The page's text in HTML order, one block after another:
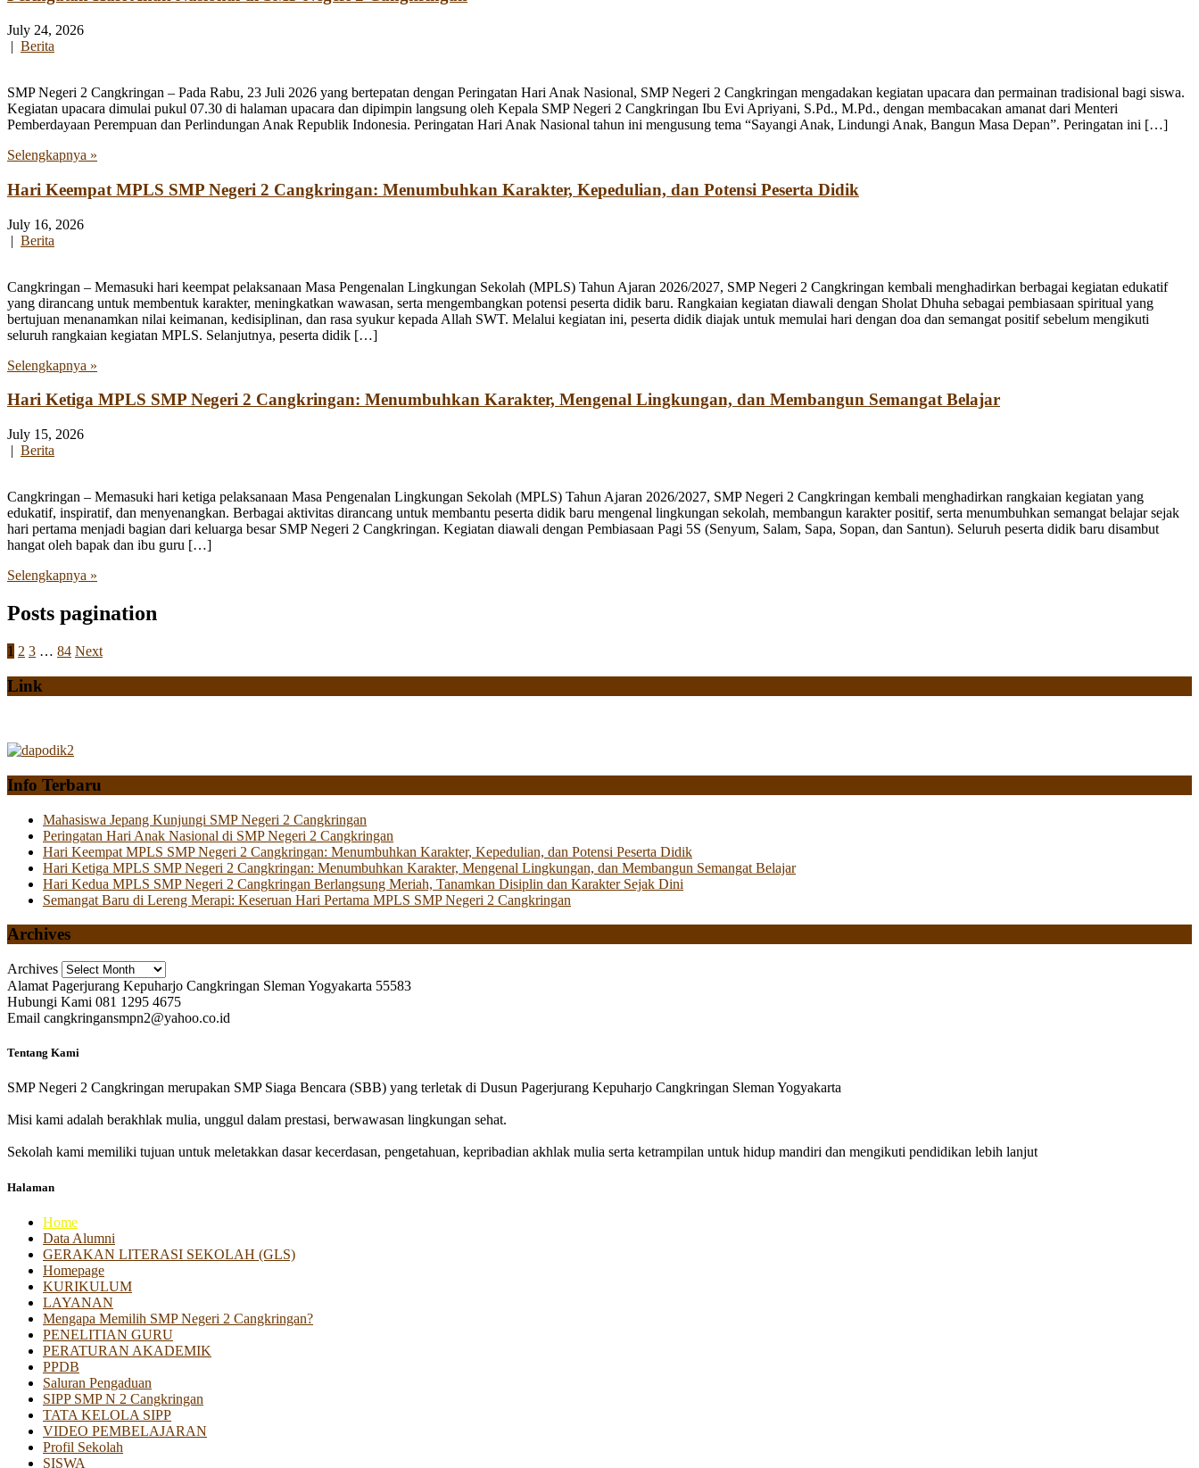
July 24, 2026
| Berita
SMP Negeri 2 Cangkringan – Pada Rabu, 23 Juli 2026 yang bertepatan dengan Peringatan Hari Anak Nasional, SMP Negeri 2 Cangkringan mengadakan kegiatan upacara dan permainan tradisional bagi siswa.
Kegiatan upacara dimulai pukul 07.30 di halaman upacara dan dipimpin langsung oleh Kepala SMP Negeri 2 Cangkringan Ibu Evi Apriyani, S.Pd., M.Pd., dengan membacakan amanat dari Menteri
Pemberdayaan Perempuan dan Perlindungan Anak Republik Indonesia. Peringatan Hari Anak Nasional tahun ini mengusung tema “Sayangi Anak, Lindungi Anak, Bangun Masa Depan”. Peringatan ini […]
Selengkapnya »
Hari Keempat MPLS SMP Negeri 2 Cangkringan: Menumbuhkan Karakter, Kepedulian, dan Potensi Peserta Didik
July 16, 2026
| Berita
Cangkringan – Memasuki hari keempat pelaksanaan Masa Pengenalan Lingkungan Sekolah (MPLS) Tahun Ajaran 2026/2027, SMP Negeri 2 Cangkringan kembali menghadirkan berbagai kegiatan edukatif
yang dirancang untuk membentuk karakter, meningkatkan wawasan, serta mengembangkan potensi peserta didik baru. Rangkaian kegiatan diawali dengan Sholat Dhuha sebagai pembiasaan spiritual yang
bertujuan menanamkan nilai keimanan, kedisiplinan, dan rasa syukur kepada Allah SWT. Melalui kegiatan ini, peserta didik diajak untuk memulai hari dengan doa dan semangat positif sebelum mengikuti
seluruh rangkaian kegiatan MPLS. Selanjutnya, peserta didik […]
Selengkapnya »
Hari Ketiga MPLS SMP Negeri 2 Cangkringan: Menumbuhkan Karakter, Mengenal Lingkungan, dan Membangun Semangat Belajar
July 15, 2026
| Berita
Cangkringan – Memasuki hari ketiga pelaksanaan Masa Pengenalan Lingkungan Sekolah (MPLS) Tahun Ajaran 2026/2027, SMP Negeri 2 Cangkringan kembali menghadirkan rangkaian kegiatan yang
edukatif, inspiratif, dan menyenangkan. Berbagai aktivitas dirancang untuk membantu peserta didik baru mengenal lingkungan sekolah, membangun karakter positif, serta menumbuhkan semangat belajar sejak
hari pertama menjadi bagian dari keluarga besar SMP Negeri 2 Cangkringan. Kegiatan diawali dengan Pembiasaan Pagi 5S (Senyum, Salam, Sapa, Sopan, dan Santun). Seluruh peserta didik baru disambut
hangat oleh bapak dan ibu guru […]
Selengkapnya »
Posts pagination
1 2 3 … 84 Next
Link
Info Terbaru
Mahasiswa Jepang Kunjungi SMP Negeri 2 Cangkringan
Peringatan Hari Anak Nasional di SMP Negeri 2 Cangkringan
Hari Keempat MPLS SMP Negeri 2 Cangkringan: Menumbuhkan Karakter, Kepedulian, dan Potensi Peserta Didik
Hari Ketiga MPLS SMP Negeri 2 Cangkringan: Menumbuhkan Karakter, Mengenal Lingkungan, dan Membangun Semangat Belajar
Hari Kedua MPLS SMP Negeri 2 Cangkringan Berlangsung Meriah, Tanamkan Disiplin dan Karakter Sejak Dini
Semangat Baru di Lereng Merapi: Keseruan Hari Pertama MPLS SMP Negeri 2 Cangkringan
Archives
Archives
Alamat Pagerjurang Kepuharjo Cangkringan Sleman Yogyakarta 55583
Hubungi Kami 081 1295 4675
Email cangkringansmpn2@yahoo.co.id
Tentang Kami
SMP Negeri 2 Cangkringan merupakan SMP Siaga Bencara (SBB) yang terletak di Dusun Pagerjurang Kepuharjo Cangkringan Sleman Yogyakarta
Misi kami adalah berakhlak mulia, unggul dalam prestasi, berwawasan lingkungan sehat.
Sekolah kami memiliki tujuan untuk meletakkan dasar kecerdasan, pengetahuan, kepribadian akhlak mulia serta ketrampilan untuk hidup mandiri dan mengikuti pendidikan lebih lanjut
Halaman
Home
Data Alumni
GERAKAN LITERASI SEKOLAH (GLS)
Homepage
KURIKULUM
LAYANAN
Mengapa Memilih SMP Negeri 2 Cangkringan?
PENELITIAN GURU
PERATURAN AKADEMIK
PPDB
Saluran Pengaduan
SIPP SMP N 2 Cangkringan
TATA KELOLA SIPP
VIDEO PEMBELAJARAN
Profil Sekolah
SISWA